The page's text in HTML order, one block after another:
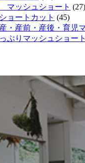
マッシュショート (27)
ョートカット (45)
・産前・産後・育児
ぷりマッシュショート